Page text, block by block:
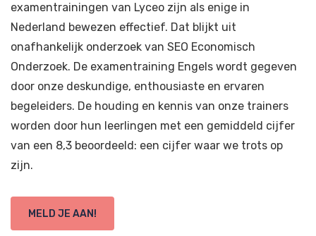
examentrainingen van Lyceo zijn als enige in
Nederland bewezen effectief. Dat blijkt uit
onafhankelijk onderzoek van SEO Economisch
Onderzoek. De examentraining Engels wordt gegeven
door onze deskundige, enthousiaste en ervaren
begeleiders. De houding en kennis van onze trainers
worden door hun leerlingen met een gemiddeld cijfer
van een 8,3 beoordeeld: een cijfer waar we trots op
zijn.
MELD JE AAN!